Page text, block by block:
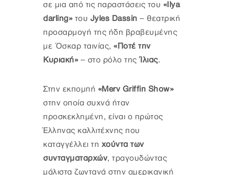
σε μια από τις παραστάσεις του «Ilya
darling» του Jyles Dassin – θεατρική
προσαρμογή της ήδη βραβευμένης
με Όσκαρ ταινίας, «Ποτέ την
Κυριακή» – στο ρόλο της Ίλιας.
Στην εκπομπή «Merv Griffin Show»
στην οποία συχνά ήταν
προσκεκλημένη, είναι ο πρώτος
Έλληνας καλλιτέχνης που
καταγγέλλει τη χούντα των
συνταγματαρχών, τραγουδώντας
μάλιστα ζωντανά στην αμερικανική